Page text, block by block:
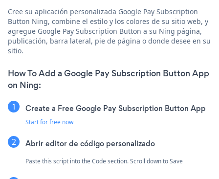
Cree su aplicación personalizada Google Pay Subscription
Button Ning, combine el estilo y los colores de su sitio web, y
agregue Google Pay Subscription Button a su Ning página,
publicación, barra lateral, pie de página o donde desee en su
sitio.
How To Add a Google Pay Subscription Button App
on Ning:
Create a Free Google Pay Subscription Button App
Start for free now
Abrir editor de código personalizado
Paste this script into the Code section. Scroll down to Save